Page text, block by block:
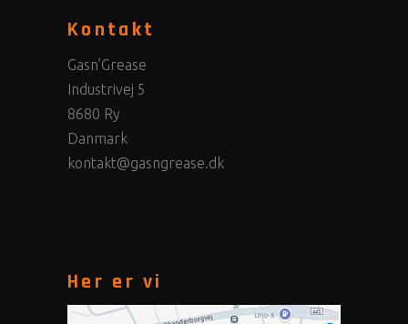
Kontakt
Gasn’Grease
Industrivej 5
8680 Ry
Danmark
kontakt@gasngrease.dk
Her er vi